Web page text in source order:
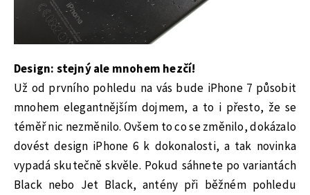
Design: stejný ale mnohem hezčí!
Už od prvního pohledu na vás bude iPhone 7 působit
mnohem elegantnějším dojmem, a to i přesto, že se
téměř nic nezměnilo. Ovšem to co se změnilo, dokázalo
dovést design iPhone 6 k dokonalosti, a tak novinka
vypadá skutečně skvěle. Pokud sáhnete po variantách
Black nebo Jet Black, antény při běžném pohledu